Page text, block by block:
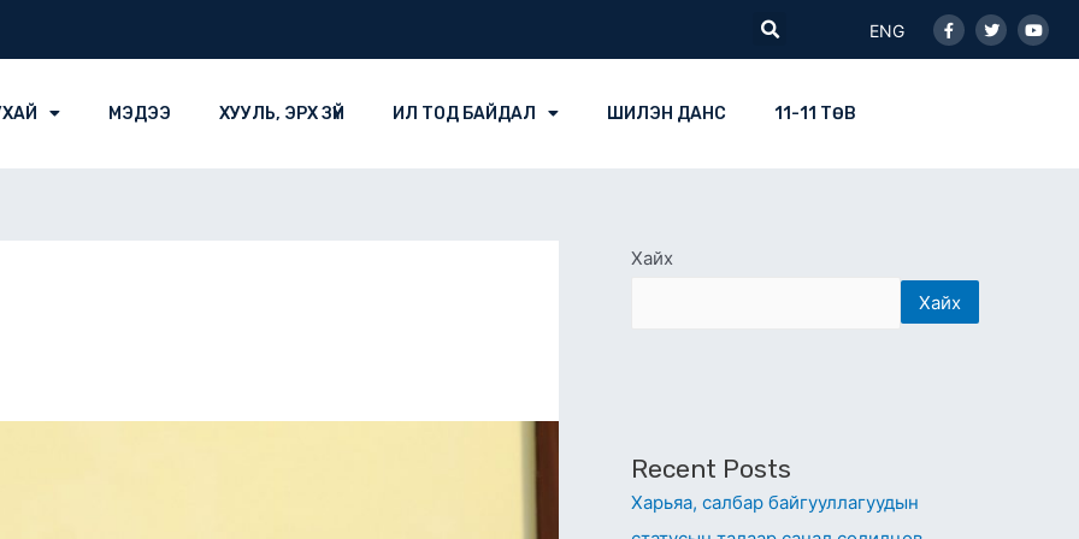
Search
ENG
f
МЭДЭЭ ХУУЛЬ, ЭРХ ЗҮЙ ИЛ ТОД БАЙДАЛ ШИЛЭН ДАНС 11-11 ТӨВ
Хайх
Хайх
Recent Posts
Харьяа, салбар байгууллагуудын